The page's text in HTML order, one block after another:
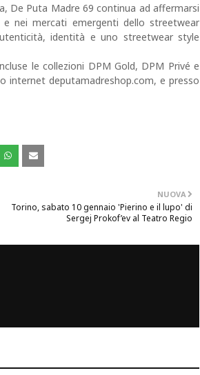
De Puta Madre 69 continua ad affermarsi
nei mercati emergenti dello streetwear
identità e uno streetwear style
le collezioni DPM Gold, DPM Privé e
internet deputamadreshop.com, e presso
NUOVA
Torino, sabato 10 gennaio 'Pierino e il lupo' di
Sergej Prokof’ev al Teatro Regio